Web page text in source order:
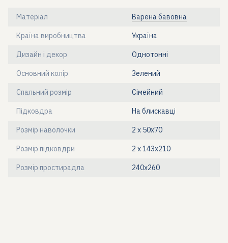
Матеріал Варена бавовна
Країна виробництва Україна
Дизайн і декор Однотонні
Основний колір Зелений
Спальний розмір Сімейний
Підковдра На блискавці
Розмір наволочки 2 х 50х70
Розмір підковдри 2 х 143х210
Розмір простирадла 240х260